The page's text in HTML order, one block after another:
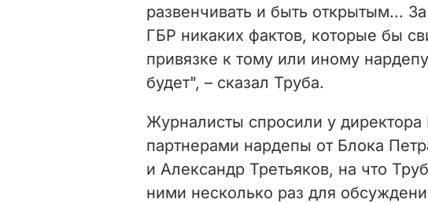
развенчивать и быть открытым...
ГБР никаких фактов, которые бы
привязке к тому или иному
будет", – сказал Труба.
Журналисты спросили у директора
партнерами нардепы от Блока
и Александр Третьяков, на что
ними несколько раз для